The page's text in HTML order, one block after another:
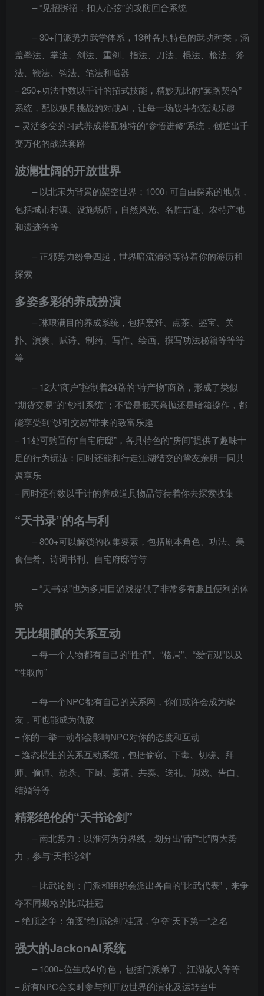
– “见招拆招，扣人心弦”的攻防回合系统
– 30+门派势力武学体系，13种各具特色的武功种类，涵
盖拳法、掌法、剑法、重剑、指法、刀法、棍法、枪法、斧
法、鞭法、钩法、笔法和暗器
– 250+功法中数以千计的招式技能，精妙无比的“套路契合”
系统，配以极具挑战的对战AI，让每一场战斗都充满乐趣
– 灵活多变的习武养成搭配独特的“参悟进修”系统，创造出千
变万化的战法套路
波澜壮阔的开放世界
– 以北宋为背景的架空世界；1000+可自由探索的地点，
包括城市村镇、设施场所，自然风光、名胜古迹、农特产地
和遗迹等等
– 正邪势力纷争四起，世界暗流涌动等待着你的游历和
探索
多姿多彩的养成扮演
– 琳琅满目的养成系统，包括烹饪、点茶、鉴宝、关
扑、演奏、赋诗、制药、写作、绘画、撰写功法秘籍等等等
等
– 12大“商户”控制着24路的“特产物”商路，形成了类似
“期货交易”的“钞引系统”；不管是低买高抛还是暗箱操作，都
能享受到“钞引交易”带来的致富乐趣
– 11处可购置的“自宅府邸”，各具特色的“房间”提供了趣味十
足的行为玩法；同时还能和行走江湖结交的挚友亲朋一同共
聚享乐
– 同时还有数以千计的养成道具物品等待着你去探索收集
“天书录”的名与利
– 800+可以解锁的收集要素，包括剧本角色、功法、美
食佳肴、诗词书刊、自宅府邸等等
– “天书录”也为多周目游戏提供了非常多有趣且便利的体
验
无比细腻的关系互动
– 每一个人物都有自己的“性情”、“格局”、“爱情观”以及
“性取向”
– 每一个NPC都有自己的关系网，你们或许会成为挚
友，可也能成为仇敌
– 你的一举一动都会影响NPC对你的态度和互动
– 逸态横生的关系互动系统，包括偷窃、下毒、切磋、拜
师、偷师、劫杀、下厨、宴请、共奏、送礼、调戏、告白、
结婚等等
精彩绝伦的“天书论剑”
– 南北势力：以淮河为分界线，划分出“南”“北”两大势
力，参与“天书论剑”
– 比武论剑：门派和组织会派出各自的“比武代表”，来争
夺不同规格的比武桂冠
– 绝顶之争：角逐“绝顶论剑”桂冠，争夺“天下第一”之名
强大的JackonAI系统
– 1000+位生成AI角色，包括门派弟子、江湖散人等等
– 所有NPC会实时参与到开放世界的演化及运转当中